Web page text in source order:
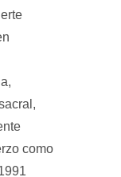
como